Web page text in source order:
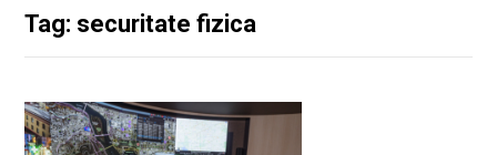
Tag: securitate fizica